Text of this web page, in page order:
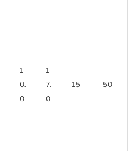
1
0.
0
1
7.
0
15 50